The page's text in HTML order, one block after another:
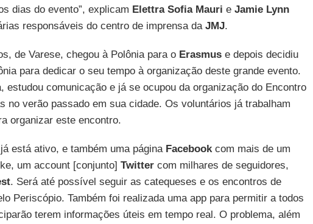
dias do evento”, explicam Elettra Sofia Mauri e Jamie Lynn
responsáveis do centro de imprensa da JMJ.
de Varese, chegou à Polônia para o Erasmuse depois decidiu
para dedicar o seu tempo à organização deste grande evento.
estudou comunicação e já se ocupou da organização do Encontro
no verão passado em sua cidade. Os voluntários já trabalham
organizar este encontro.
está ativo, e também uma página Facebookcom mais de um
um account [conjunto] Twittercom milhares de seguidores,
. Será até possível seguir as catequeses e os encontros de
Periscópio. Também foi realizada uma app para permitir a todos
terem informações úteis em tempo real. O problema, além